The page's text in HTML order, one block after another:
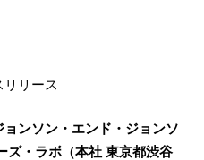
リース
ンソン・エンド・ジョンソ
・ラボ（本社 東京都渋谷